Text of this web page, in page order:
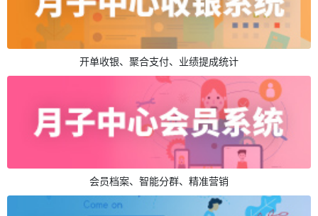
开单收银、聚合支付、业绩提成统计
会员档案、智能分群、精准营销